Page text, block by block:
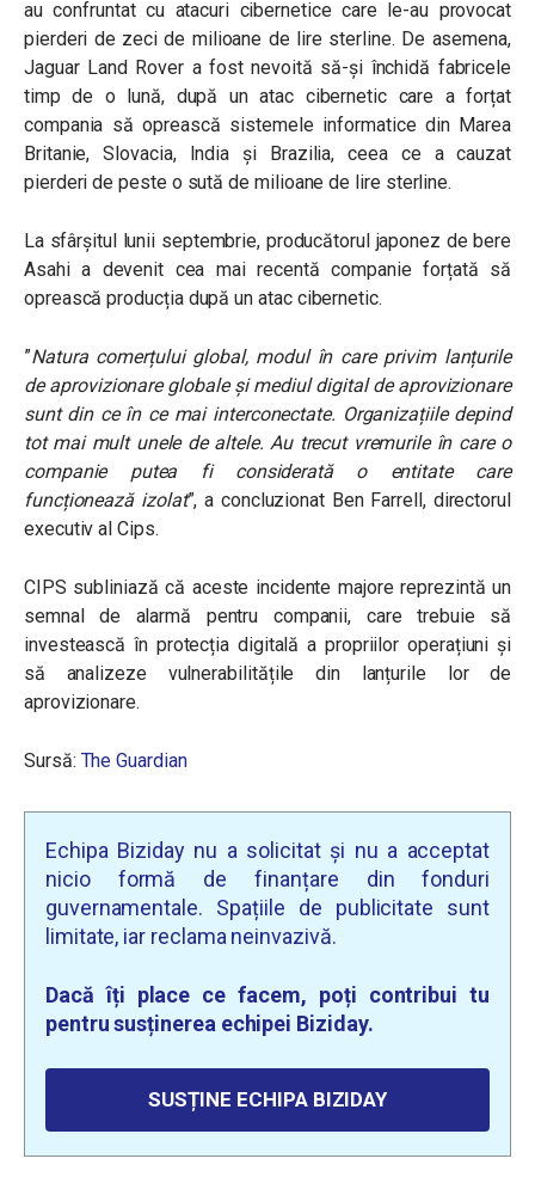
au confruntat cu atacuri cibernetice care le-au provocat
pierderi de zeci de milioane de lire sterline. De asemena,
Jaguar Land Rover a fost nevoită să-și închidă fabricele
timp de o lună, după un atac cibernetic care a forțat
compania să oprească sistemele informatice din Marea
Britanie, Slovacia, India și Brazilia, ceea ce a cauzat
pierderi de peste o sută de milioane de lire sterline.
La sfârșitul lunii septembrie, producătorul japonez de bere
Asahi a devenit cea mai recentă companie forțată să
oprească producția după un atac cibernetic.
”Natura comerțului global, modul în care privim lanțurile
de aprovizionare globale și mediul digital de aprovizionare
sunt din ce în ce mai interconectate. Organizațiile depind
tot mai mult unele de altele. Au trecut vremurile în care o
companie putea fi considerată o entitate care
funcționează izolat”, a concluzionat Ben Farrell, directorul
executiv al Cips.
CIPS subliniază că aceste incidente majore reprezintă un
semnal de alarmă pentru companii, care trebuie să
investească în protecția digitală a propriilor operațiuni și
să analizeze vulnerabilitățile din lanțurile lor de
aprovizionare.
Sursă: The Guardian
Echipa Biziday nu a solicitat și nu a acceptat
nicio formă de finanțare din fonduri
guvernamentale. Spațiile de publicitate sunt
limitate, iar reclama neinvazivă.
Dacă îți place ce facem, poți contribui tu
pentru susținerea echipei Biziday.
SUSȚINE ECHIPA BIZIDAY